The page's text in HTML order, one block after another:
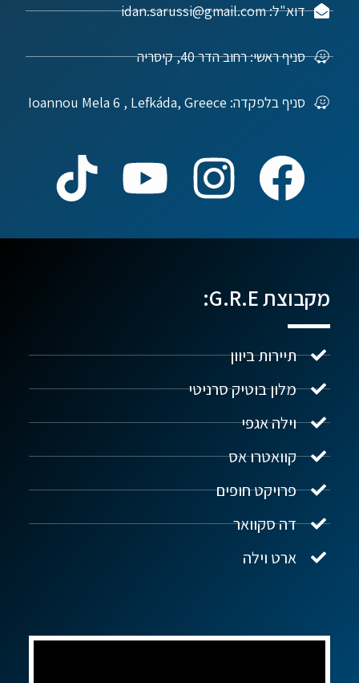
דוא"ל: idan.sarussi@gmail.com
סניף ראשי: רחוב הדר 40, קיסריה
סניף בלפקדה: Ioannou Mela 6 , Lefkáda, Greece
מקבוצת G.R.E:
תיירות ביוון
מלון בוטיק סרניטי
וילה אגפי
קוואטרו אס
פרויקט חופים
דה סקוואר
ארט וילה
נדל"ן ביוון G.R.E
שלום! איך אפשר לעזור?